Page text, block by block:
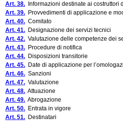
Art. 38. Informazioni destinate ai costruttori
Art. 39. Provvedimenti di applicazione e
Art. 40. Comitato
Art. 41. Designazione dei servizi tecnici
Art. 42. Valutazione delle competenze dei
Art. 43. Procedure di notifica
Art. 44. Disposizioni transitorie
Art. 45. Date di applicazione per
Art. 46. Sanzioni
Art. 47. Valutazione
Art. 48. Attuazione
Art. 49. Abrogazione
Art. 50. Entrata in vigore
Art. 51. Destinatari